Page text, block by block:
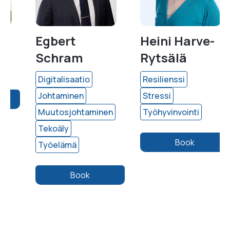
Egbert
Schram
Digitalisaatio
Johtaminen
Muutosjohtaminen
Tekoäly
Työelämä
Book
Heini Harve-
Rytsälä
Resilienssi
Stressi
Työhyvinvointi
Book